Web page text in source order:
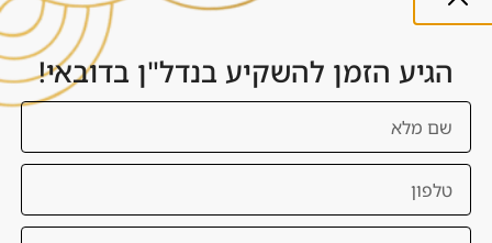
מה התשואה נטו אחרי דמי שירות, ניהול,
האם הנכס מתאים לשכירות ארוכה, שכירות
קצרה או החזקה לטווח ארוך?
מה תוכנית היציאה אם רוצים למכור בעוד
הגיע הזמן להשקיע בנדל"ן בדובאי!